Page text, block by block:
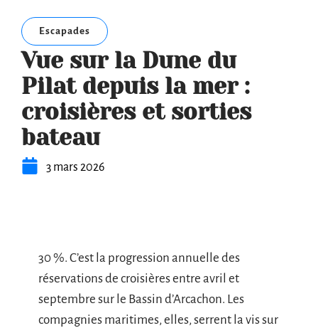
Escapades
Vue sur la Dune du
Pilat depuis la mer :
croisières et sorties
bateau
3 mars 2026
30 %. C’est la progression annuelle des
réservations de croisières entre avril et
septembre sur le Bassin d’Arcachon. Les
compagnies maritimes, elles, serrent la vis sur